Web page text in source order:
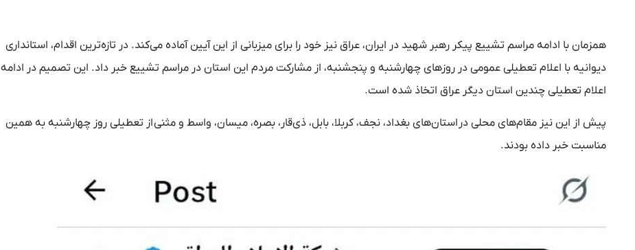
همزمان با ادامه مراسم تشییع پیکر رهبر شهید در ایران، عراق نیز خود را برای میزبانی از این آیین آماده می‌کند. در تازه‌ترین اقدام، استانداری
دیوانیه با اعلام تعطیلی عمومی در روزهای چهارشنبه و پنجشنبه، از مشارکت مردم این استان در مراسم تشییع خبر داد. این تصمیم در ادامه
اعلام تعطیلی چندین استان دیگر عراق اتخاذ شده است.
پیش از این نیز مقام‌های محلی در استان‌های بغداد، نجف، کربلا، بابل، ذی‌قار، بصره، میسان، واسط و مثنی از تعطیلی روز چهارشنبه به همین
مناسبت خبر داده بودند.